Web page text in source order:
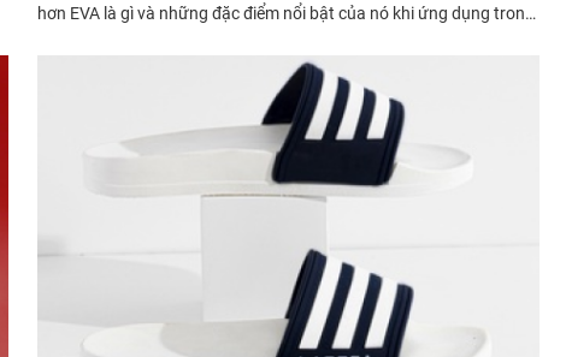
hơn EVA là gì và những đặc điểm nổi bật của nó khi ứng dụng trong